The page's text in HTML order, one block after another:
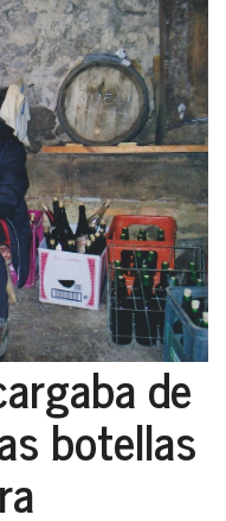
de
botellas